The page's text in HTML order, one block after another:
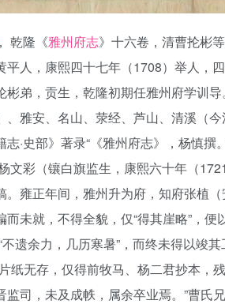
， 乾隆《雅州府志》十六卷，清曹抡彬
平人，康熙四十七年（1708）举人，
彬弟，贡生，乾隆初期任雅州府学训
、雅安、名山、荥经、芦山、清溪（
·史部》著录“《雅州府志》，杨慎
文彩（镶白旗监生，康熙六十年（
。雍正年间，雅州升为府，知府张植
未就，不得全貌，仅“得其崖略”，
不遗余力，几历寒暑”，而终未得以竣
纸无存，仅得前牧马、杨二君抄本，
监司，未及成帙，属余卒业焉。”曹氏